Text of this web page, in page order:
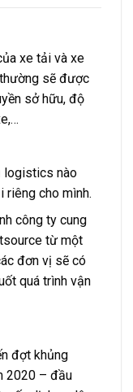
xe tải và xe
sẽ được
sở hữu, độ
logistics nào
cho mình.
công ty cung
từ một
đơn vị sẽ có
quá trình vận
đợt khủng
2020 – đầu